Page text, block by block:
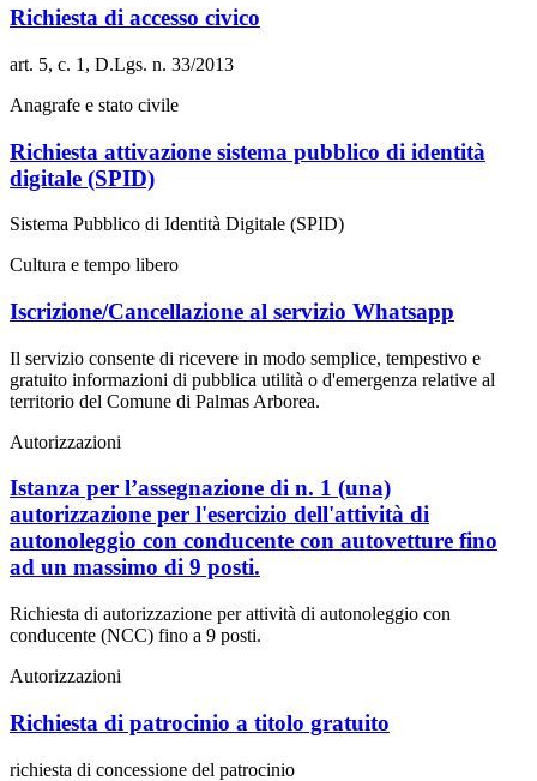
Richiesta di accesso civico
art. 5, c. 1, D.Lgs. n. 33/2013
Anagrafe e stato civile
Richiesta attivazione sistema pubblico di identità
digitale (SPID)
Sistema Pubblico di Identità Digitale (SPID)
Cultura e tempo libero
Iscrizione/Cancellazione al servizio Whatsapp
Il servizio consente di ricevere in modo semplice, tempestivo e
gratuito informazioni di pubblica utilità o d'emergenza relative al
territorio del Comune di Palmas Arborea.
Autorizzazioni
Istanza per l’assegnazione di n. 1 (una)
autorizzazione per l'esercizio dell'attività di
autonoleggio con conducente con autovetture fino
ad un massimo di 9 posti.
Richiesta di autorizzazione per attività di autonoleggio con
conducente (NCC) fino a 9 posti.
Autorizzazioni
Richiesta di patrocinio a titolo gratuito
richiesta di concessione del patrocinio